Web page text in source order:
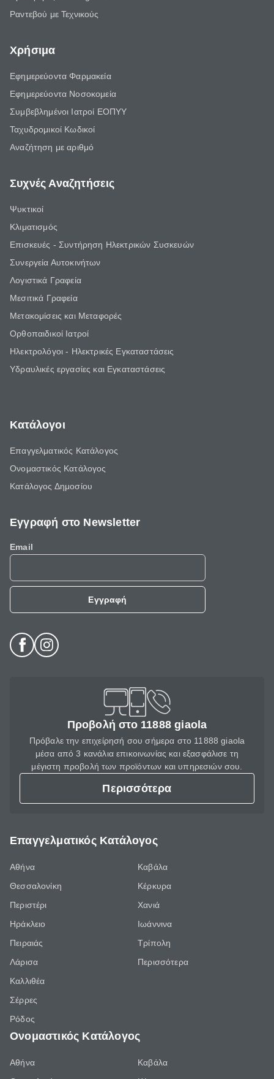
Ραντεβού με Τεχνικούς
Χρήσιμα
Εφημερεύοντα Φαρμακεία
Εφημερεύοντα Νοσοκομεία
Συμβεβλημένοι Ιατροί ΕΟΠΥΥ
Ταχυδρομικοί Κωδικοί
Αναζήτηση με αριθμό
Συχνές Αναζητήσεις
Ψυκτικοί
Κλιματισμός
Επισκευές - Συντήρηση Ηλεκτρικών Συσκευών
Συνεργεία Αυτοκινήτων
Λογιστικά Γραφεία
Μεσιτικά Γραφεία
Μετακομίσεις και Μεταφορές
Ορθοπαιδικοί Ιατροί
Ηλεκτρολόγοι - Ηλεκτρικές Εγκαταστάσεις
Υδραυλικές εργασίες και Εγκαταστάσεις
Κατάλογοι
Επαγγελματικός Κατάλογος
Ονομαστικός Κατάλογος
Κατάλογος Δημοσίου
Εγγραφή στο Newsletter
Email
Εγγραφή
Προβολή στο 11888 giaola
Πρόβαλε την επιχείρησή σου σήμερα στο 11888 giaola
μέσα από 3 κανάλια επικοινωνίας και εξασφάλισε τη
μέγιστη προβολή των προϊόντων και υπηρεσιών σου.
Περισσότερα
Επαγγελματικός Κατάλογος
Αθήνα
Θεσσαλονίκη
Περιστέρι
Ηράκλειο
Πειραιάς
Λάρισα
Καλλιθέα
Σέρρες
Ρόδος
Καβάλα
Κέρκυρα
Χανιά
Ιωάννινα
Τρίπολη
Περισσότερα
Ονομαστικός Κατάλογος
Αθήνα
Καβάλα